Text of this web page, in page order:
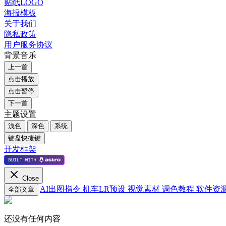
贴纸LOGO
海报模板
关于我们
隐私政策
用户服务协议
背景音乐
上一首
点击播放
点击暂停
下一首
主题设置
浅色 深色
系统
键盘快捷键
开发框架
Close
全部文章
AI出图指令 机车LR预设 视觉素材 调色教程 软件资
还没有任何内容